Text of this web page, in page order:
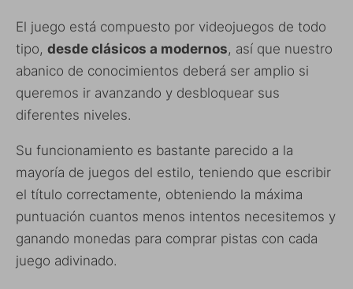
El juego está compuesto por videojuegos de todo
tipo, desde clásicos a modernos, así que nuestro
abanico de conocimientos deberá ser amplio si
queremos ir avanzando y desbloquear sus
diferentes niveles.
Su funcionamiento es bastante parecido a la
mayoría de juegos del estilo, teniendo que escribir
el título correctamente, obteniendo la máxima
puntuación cuantos menos intentos necesitemos y
ganando monedas para comprar pistas con cada
juego adivinado.